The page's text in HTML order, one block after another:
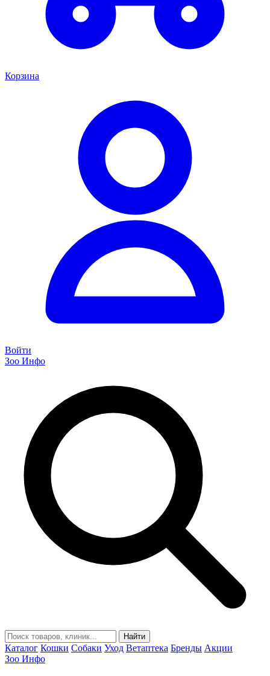
Корзина
Войти
Зоо Инфо
Найти
Каталог Кошки Собаки Уход Ветаптека Бренды Акции
Зоо Инфо